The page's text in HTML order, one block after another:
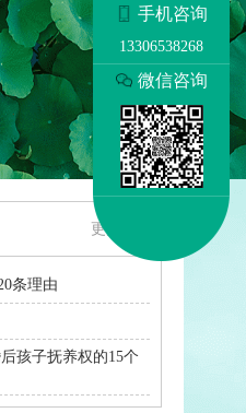
更多>>
条理由
孩子抚养权的15个
手机咨询
13306538268
微信咨询